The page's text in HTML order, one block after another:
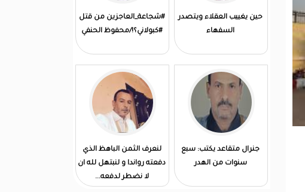
حين يغييب العقلاء ويتصدر
السفهاء
#شجاعة_العاجزين من قتل
#كبولاني؟!/محفوظ الحنفي
جنرال متقاعد يكتب: سبع
سنوات من الهدر
لنعرف الثمن الباهظ الذي
دفعته رواندا و لنبتهل لله ان
لا نضطر لدفعه...